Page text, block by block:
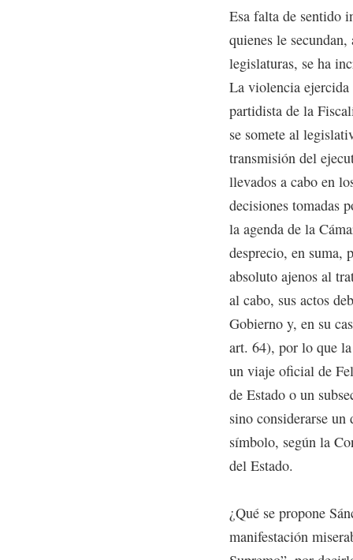
Esa falta de sentido
quienes le
legislaturas, se ha
La violencia
partidista de la
se somete al
transmisión del
llevados a cabo en
decisiones tomadas
la agenda de la
desprecio, en suma,
absoluto ajenos al
al cabo, sus actos
Gobierno y, en su
art. 64), por lo que
un viaje oficial de
de Estado o un
sino considerarse
símbolo, según la
del Estado.
¿Qué se propone
manifestación